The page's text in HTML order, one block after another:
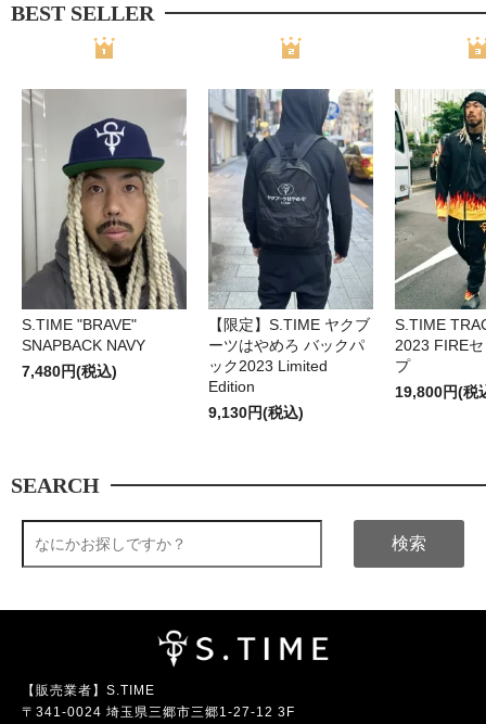
BEST SELLER
S.TIME "BRAVE"
SNAPBACK NAVY
7,480円(税込)
【限定】S.TIME ヤクブ
ーツはやめろ バックパ
ック2023 Limited
Edition
9,130円(税込)
S.TIME
2023 FIRE
プ
19,800円(税
SEARCH
検索
【販売業者】S.TIME
〒341-0024 埼玉県三郷市三郷1-27-12 3F